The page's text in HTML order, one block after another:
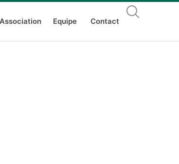
Association Equipe Contact